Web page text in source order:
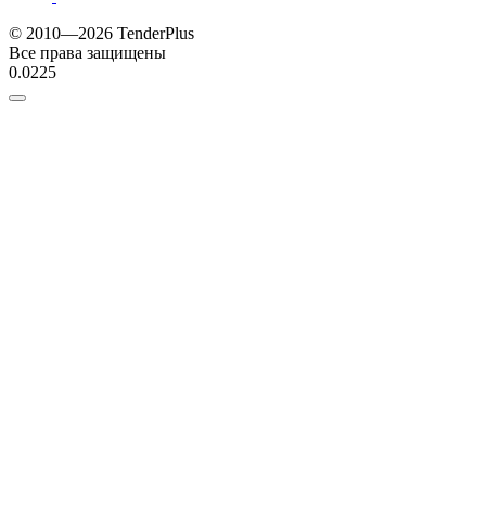
© 2010—2026 TenderPlus
Все права защищены
0.0225